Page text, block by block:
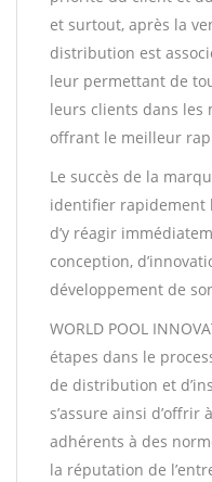
et surtout, après la
distribution est
leur permettant de
leurs clients dans les
offrant le meilleur
Le succès de la
identifier rapidement
d’y réagir
conception,
développement de
WORLD POOL
étapes dans le
de distribution et
s’assure ainsi
adhérents à des
la réputation de